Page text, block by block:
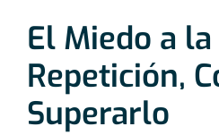
El Miedo a la
Repetición,
Superarlo